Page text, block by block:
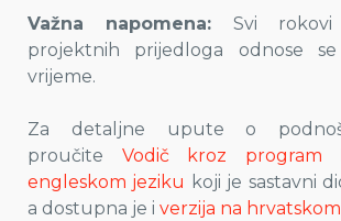
Važna napomena: Svi rokovi
projektnih prijedloga odnose
vrijeme.
Za detaljne upute o
proučite Vodič kroz program
engleskom jeziku koji je sastavni
a dostupna je i verzija na